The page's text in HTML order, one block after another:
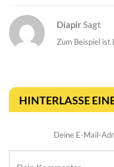
DiapirSagt
Zum Beispiel ist
HINTERLASSE
Deine E-Mail-